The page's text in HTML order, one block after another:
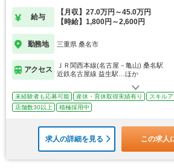
給与
【月収】27.0万円～45.0万円
【時給】1,800円～2,600円
勤務地 三重県 桑名市
アクセス
ＪＲ関西本線(名古屋－亀山) 桑名駅
近鉄名古屋線 益生駅…ほか
未経験者も応募可能 産休・育休取得実績有り スキル
店舗数30以上
積極採用中
求人の詳細を見る この求人